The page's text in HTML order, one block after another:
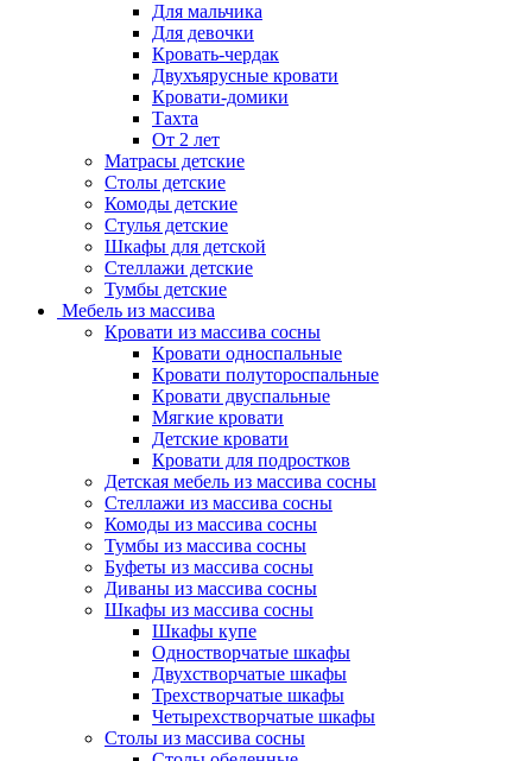
Для мальчика
Для девочки
Кровать-чердак
Двухъярусные кровати
Кровати-домики
Тахта
От 2 лет
Матрасы детские
Столы детские
Комоды детские
Стулья детские
Шкафы для детской
Стеллажи детские
Тумбы детские
Мебель из массива
Кровати из массива сосны
Кровати односпальные
Кровати полутороспальные
Кровати двуспальные
Мягкие кровати
Детские кровати
Кровати для подростков
Детская мебель из массива сосны
Стеллажи из массива сосны
Комоды из массива сосны
Тумбы из массива сосны
Буфеты из массива сосны
Диваны из массива сосны
Шкафы из массива сосны
Шкафы купе
Одностворчатые шкафы
Двухстворчатые шкафы
Трехстворчатые шкафы
Четырехстворчатые шкафы
Столы из массива сосны